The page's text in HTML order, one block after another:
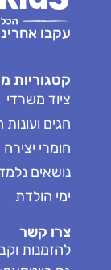
עקבו
קטגוריות
ציוד משרדי
חגים
חומרי יצירה
נושאים
ימי הולדת
צרו קשר
להזמנות